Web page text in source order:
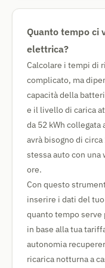
Quanto tempo ci
elettrica?
Calcolare i tempi di
complicato, ma
capacità della
e il livello di carica
da 52 kWh collegata
avrà bisogno di
stessa auto con una
ore.
Con questo
inserire i dati del
quanto tempo
in base alla tua
autonomia
ricarica notturna a